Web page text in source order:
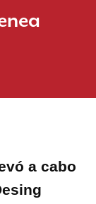
a cabo